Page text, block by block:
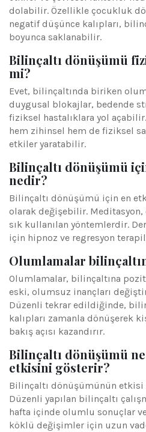
dolabilir. Özellikle çocukluk
negatif düşünce kalıpları,
boyunca saklanabilir.
Bilinçaltı dönüşümü
mi?
Evet, bilinçaltında biriken
duygusal blokajlar, bedende
fiziksel hastalıklara yol
hem zihinsel hem de fiziksel
etkiler yaratabilir.
Bilinçaltı dönüşümü
nedir?
Bilinçaltı dönüşümü için en
olarak değişebilir.
sık kullanılan yöntemlerdir.
için hipnoz ve regresyon
Olumlamalar
Olumlamalar, bilinçaltına
eski, olumsuz inançları
Düzenli tekrar edildiğinde,
kalıpları zamanla dönüşerek
bakış açısı kazandırır.
Bilinçaltı dönüşümü
etkisini gösterir?
Bilinçaltı dönüşümünün
Düzenli yapılan bilinçaltı
hafta içinde olumlu sonuçlar
köklü değişimler için uzun